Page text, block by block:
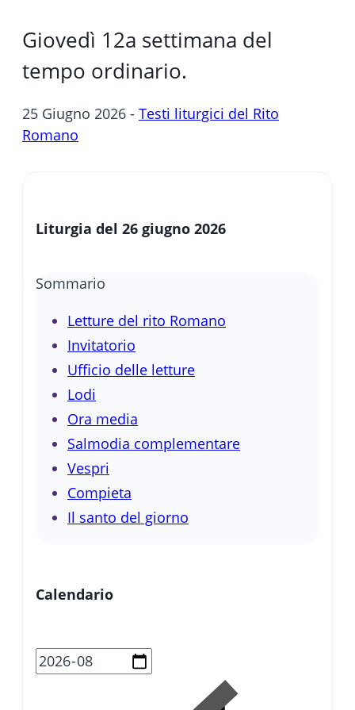
Giovedì 12a settimana del
tempo ordinario.
25 Giugno 2026 - Testi liturgici del Rito
Romano
Liturgia del 26 giugno 2026
Sommario
Letture del rito Romano
Invitatorio
Ufficio delle letture
Lodi
Ora media
Salmodia complementare
Vespri
Compieta
Il santo del giorno
Calendario